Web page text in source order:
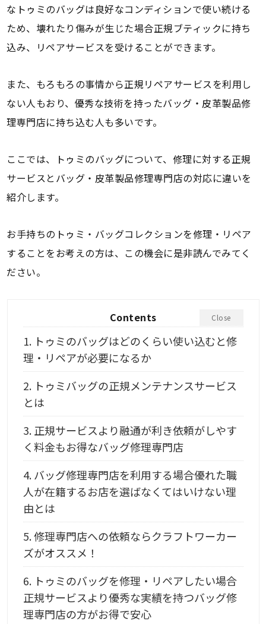
なトゥミのバッグは良好なコンディションで使い続ける
ため、壊れたり傷みが生じた場合正規ブティックに持ち
込み、リペアサービスを受けることができます。
また、もろもろの事情から正規リペアサービスを利用し
ない人もおり、優秀な技術を持ったバッグ・皮革製品修
理専門店に持ち込む人も多いです。
ここでは、トゥミのバッグについて、修理に対する正規
サービスとバッグ・皮革製品修理専門店の対応に違いを
紹介します。
お手持ちのトゥミ・バッグコレクションを修理・リペア
することをお考えの方は、この機会に是非読んでみてく
ださい。
Contents Close
1.トゥミのバッグはどのくらい使い込むと修
理・リペアが必要になるか
2.トゥミバッグの正規メンテナンスサービス
とは
3.正規サービスより融通が利き依頼がしやす
く料金もお得なバッグ修理専門店
4.バッグ修理専門店を利用する場合優れた職
人が在籍するお店を選ばなくてはいけない理
由とは
5.修理専門店への依頼ならクラフトワーカー
ズがオススメ！
6.トゥミのバッグを修理・リペアしたい場合
正規サービスより優秀な実績を持つバッグ修
理専門店の方がお得で安心